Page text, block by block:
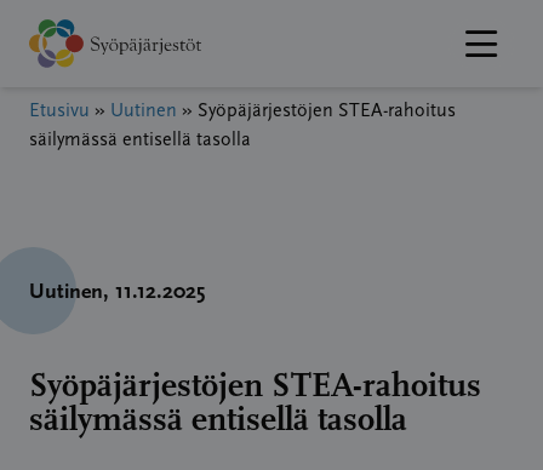
Hyppää
sisältöön
Etusivu » Uutinen » Syöpäjärjestöjen STEA-rahoitus
säilymässä entisellä tasolla
Uutinen, 11.12.2025
Syöpäjärjestöjen STEA-rahoitus
säilymässä entisellä tasolla